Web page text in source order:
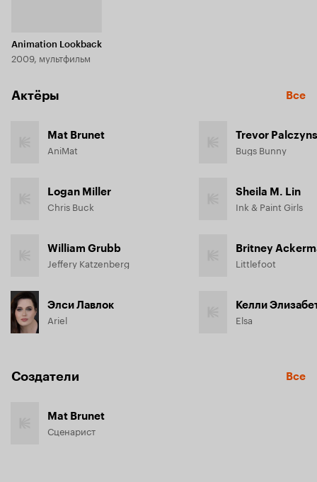
Animation Lookback
2009, мультфильм
Актёры Все
Mat Brunet
AniMat
Logan Miller
Chris Buck
William Grubb
Jeffery Katzenberg
Элси Лавлок
Ariel
Trevor
Bugs Bunny
Sheila M. Lin
Ink & Paint Girls
Britney
Littlefoot
Келли
Elsa
Создатели Все
Mat Brunet
Сценарист